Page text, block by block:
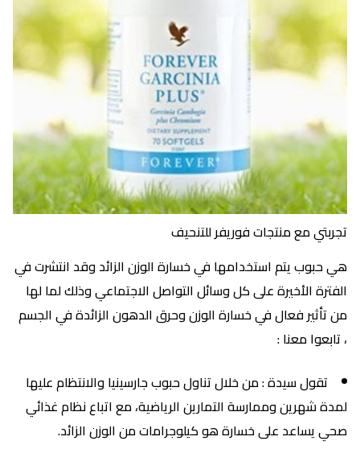
تجربتي مع منتجات فوريفر للتنحيف
هي حبوب يتم استخدامها في خسارة الوزن الزائد وقد انتشرت في
الفترة الأخيرة على كل وسائل التواصل الاجتماعي وذلك لما لها
من تأثير فعال في خسارة الوزن وحرق الدهون الزائدة في الجسم
، تابعوا معنا :
تقول سيدة : من خلال تناول حبوب جارسينيا والانتظام عليها
لمدة شهرين وممارسة التمارين الرياضية، مع اتباع نظام غذائي
صحي يساعد على خسارة هو كيلوجرامات من الوزن الزائد.